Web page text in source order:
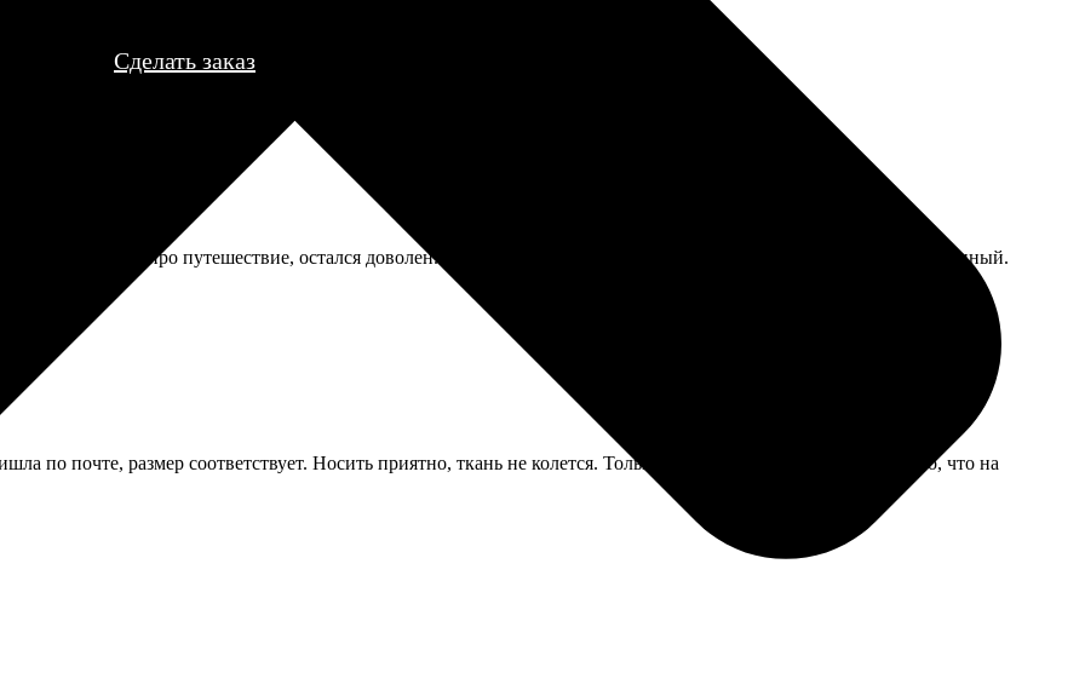
Сделать заказ
фотокнигу про путешествие, остался доволен. Сам процесс активации сертификата на сайте немного запутанный.
по почте, размер соответствует. Носить приятно, ткань не колется. Только цвет немного отличается от того, что на